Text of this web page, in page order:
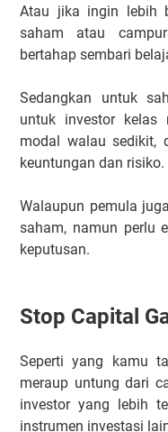
Atau jika ingin lebih
saham atau
bertahap sembari
Sedangkan untuk
untuk investor kelas
modal walau sedikit,
keuntungan dan risiko.
Walaupun pemula
saham, namun perlu
keputusan.
Stop Capital
Seperti yang kamu
meraup untung dari
investor yang lebih
instrumen investasi